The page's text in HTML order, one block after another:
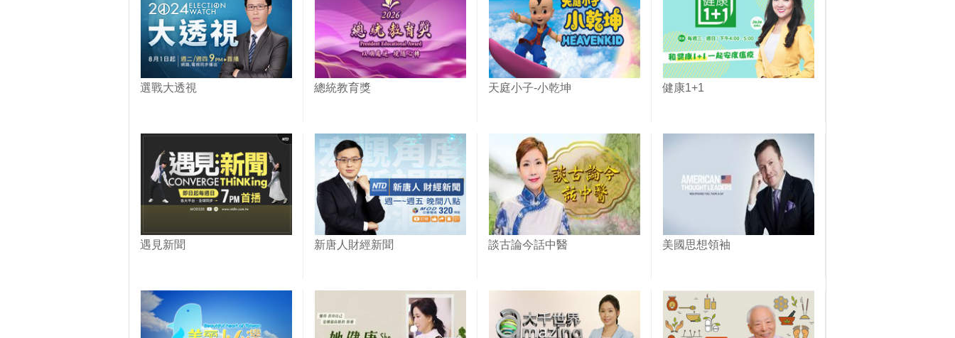
選戰大透視 總統教育獎 天庭小子-小乾坤 健康1+1
遇見新聞 新唐人財經新聞 談古論今話中醫 美國思想領袖